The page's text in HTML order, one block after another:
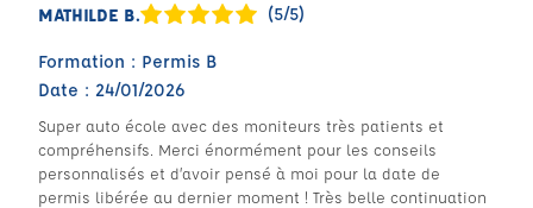
MATHILDE B. (5/5)
Formation : Permis B
Date : 24/01/2026
Super auto école avec des moniteurs très patients et
compréhensifs. Merci énormément pour les conseils
personnalisés et d’avoir pensé à moi pour la date de
permis libérée au dernier moment ! Très belle continuation